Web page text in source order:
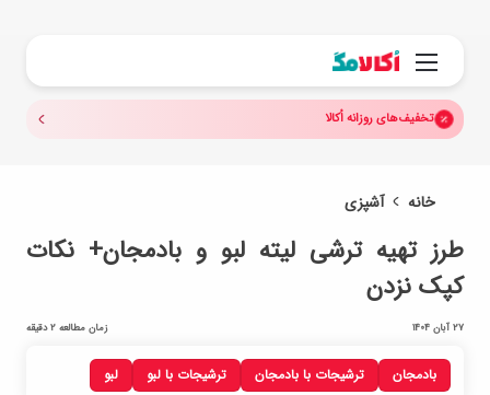
منو
تخفیف‌های روزانه اُکالا
خانه آشپزی
بادمجان ترشیجات با بادمجان ترشیجات با لبو لبو
طرز تهیه ترشی لیته لبو و بادمجان+ نکات
کپک نزدن
27 آبان 1404 زمان مطالعه 2 دقیقه